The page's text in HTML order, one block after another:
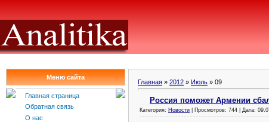
Меню сайта
Главная страница
Обратная связь
О нас
Главная » 2012 » Июль » 09
Россия поможет Армении
Категория: Новости | Просмотров: 744 | Дата: